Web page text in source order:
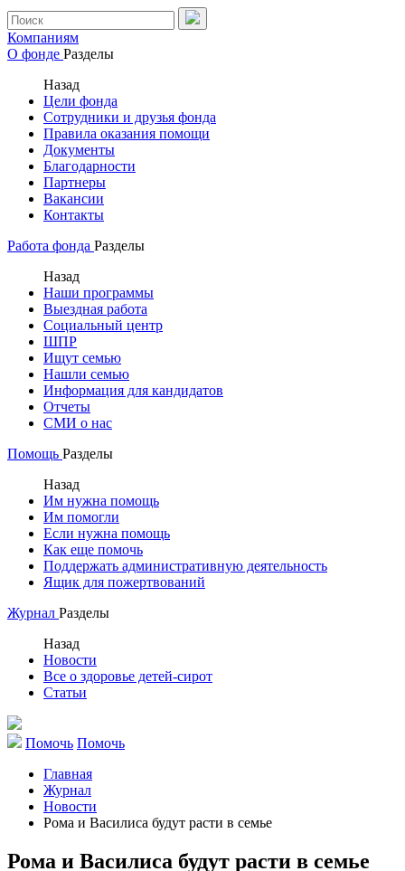
Компаниям
О фонде Разделы
Назад
Цели фонда
Сотрудники и друзья фонда
Правила оказания помощи
Документы
Благодарности
Партнеры
Вакансии
Контакты
Работа фонда Разделы
Назад
Наши программы
Выездная работа
Социальный центр
ШПР
Ищут семью
Нашли семью
Информация для кандидатов
Отчеты
СМИ о нас
Помощь Разделы
Назад
Им нужна помощь
Им помогли
Если нужна помощь
Как еще помочь
Поддержать административную деятельность
Ящик для пожертвований
Журнал Разделы
Назад
Новости
Все о здоровье детей-сирот
Статьи
Помочь Помочь
Главная
Журнал
Новости
Рома и Василиса будут расти в семье
Рома и Василиса будут расти в семье